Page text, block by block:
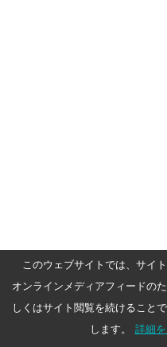
セキュリティマネジ
ラウドで
このウェブサイトでは、サイ
オンラインメディアフィードの
しくはサイト閲覧を続けること
します。
詳細